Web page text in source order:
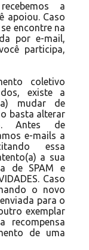
a
apoiou. Caso
encontre na
por e-mail,
participa,
coletivo
existe a
mudar de
basta alterar
Antes de
e-mails a
essa
a sua
de SPAM e
Caso
o novo
para o
exemplar
recompensa
de uma